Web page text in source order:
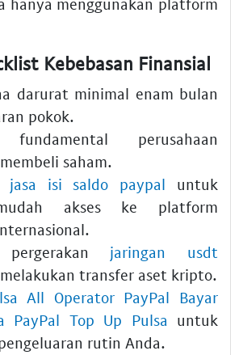
Kebebasan Finansial
darurat minimal enam bulan
pokok.
fundamental perusahaan
saham.
jasa isi saldo paypal untuk
akses ke platform
pergerakan jaringan usdt
transfer aset kripto.
All Operator PayPal Bayar
PayPal Top Up Pulsa untuk
rutin Anda.